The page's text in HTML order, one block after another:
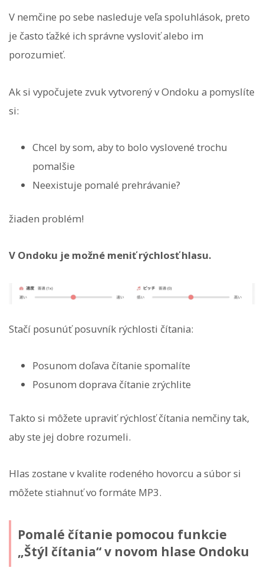
V nemčine po sebe nasleduje veľa spoluhlások, preto
je často ťažké ich správne vysloviť alebo im
porozumieť.
Ak si vypočujete zvuk vytvorený v Ondoku a pomyslíte
si:
Chcel by som, aby to bolo vyslovené trochu
pomalšie
Neexistuje pomalé prehrávanie?
žiaden problém!
V Ondoku je možné meniť rýchlosť hlasu.
Stačí posunúť posuvník rýchlosti čítania:
Posunom doľava čítanie spomalíte
Posunom doprava čítanie zrýchlite
Takto si môžete upraviť rýchlosť čítania nemčiny tak,
aby ste jej dobre rozumeli.
Hlas zostane v kvalite rodeného hovorcu a súbor si
môžete stiahnuť vo formáte MP3.
Pomalé čítanie pomocou funkcie
„Štýl čítania“ v novom hlase Ondoku